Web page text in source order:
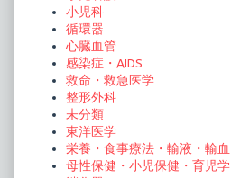
小児科
循環器
心臓血管
感染症・AIDS
救命・救急医学
整形外科
未分類
東洋医学
栄養・食事療法・輸液・輸血
母性保健・小児保健・育児学